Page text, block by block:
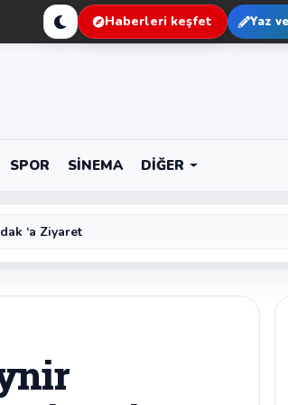
Haberleri keşfet Yaz
SPOR SINEMA DIĞER
‘a Ziyaret